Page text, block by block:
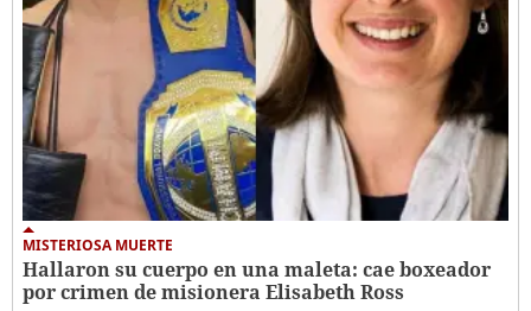
MISTERIOSA MUERTE
Hallaron su cuerpo en una maleta: cae boxeador
por crimen de misionera Elisabeth Ross